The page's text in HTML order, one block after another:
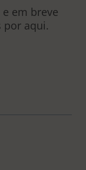
em breve
por aqui.